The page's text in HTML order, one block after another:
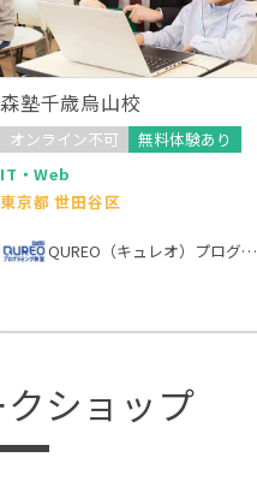
森塾千歳烏山校
オンライン不可
無料体験あり
IT・Web
東京都 世田谷区
QUREO（キュレオ）プログラミング教室
ショップ